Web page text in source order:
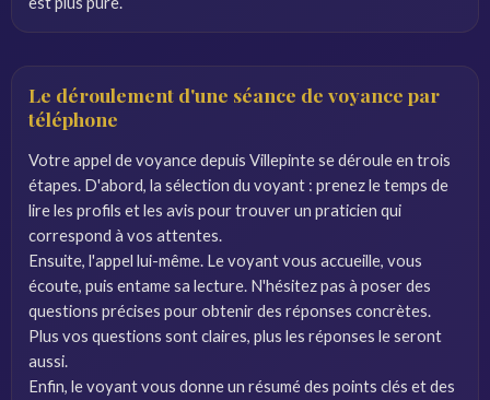
Le déroulement d'une séance de voyance par
téléphone
Votre appel de voyance depuis Villepinte se déroule en trois
étapes. D'abord, la sélection du voyant : prenez le temps de
lire les profils et les avis pour trouver un praticien qui
correspond à vos attentes.
Ensuite, l'appel lui-même. Le voyant vous accueille, vous
écoute, puis entame sa lecture. N'hésitez pas à poser des
questions précises pour obtenir des réponses concrètes.
Plus vos questions sont claires, plus les réponses le seront
aussi.
Enfin, le voyant vous donne un résumé des points clés et des